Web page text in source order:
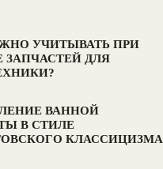
УЧИТЫВАТЬ ПРИ
ЗАПЧАСТЕЙ ДЛЯ
ВАННОЙ
В СТИЛЕ
КЛАССИЦИЗМА